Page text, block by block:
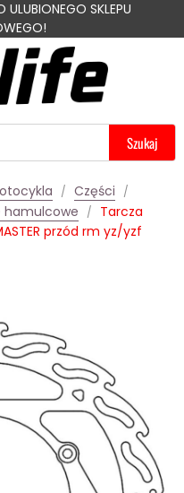
SKLEPU
Szukaj
Części
hamulcowe
Tarcza
przód rm yz/yzf